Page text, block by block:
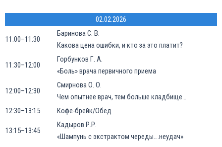
02.02.2026
11:00–11:30
Баринова С. В.
Какова цена ошибки, и кто за это платит?
11:30–12:00
Горбунков Г. А.
«Боль» врача первичного приема
12:00–12:30
Смирнова О. О.
Чем опытнее врач, тем больше кладбище…
12:30–13:15
Кофе-брейк/Обед
13:15–13:45
Кадыров Р.Р.
«Шампунь с экстрактом череды….неудач»